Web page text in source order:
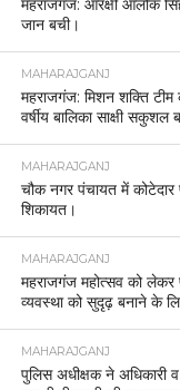
MAHARAJGANJ
आज राष्ट्रीय एकता दिवस
यूनिटी का आयोजन किया
MAHARAJGANJ
नौतनवां में पुलिस-एसएसबी की
मूर्ति के साथ दो गिरफ्तार ।
MAHARAJGANJ
महराजगंज में समाजवादी
लेकर जिलाधिकारी को सौंपा
MAHARAJGANJ
SI भर्ती परीक्षा को लेकर
15 मार्च को भारी वाहनों का
MAHARAJGANJ